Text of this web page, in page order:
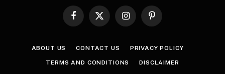
Facebook
X
InstagramPinterest
ABOUT US CONTACT US PRIVACY POLICY
TERMS AND CONDITIONS DISCLAIMER